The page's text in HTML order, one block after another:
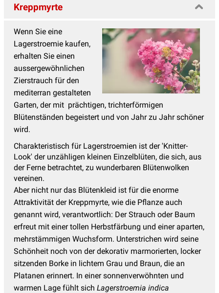
Kreppmyrte
Wenn Sie eine
Lagerstroemie kaufen,
erhalten Sie einen
aussergewöhnlichen
Zierstrauch für den
mediterran gestalteten
Garten, der mit prächtigen, trichterförmigen
Blütenständen begeistert und von Jahr zu Jahr schöner
wird.
Charakteristisch für Lagerstroemien ist der 'Knitter-
Look' der unzähligen kleinen Einzelblüten, die sich, aus
der Ferne betrachtet, zu wunderbaren Blütenwolken
vereinen.
Aber nicht nur das Blütenkleid ist für die enorme
Attraktivität der Kreppmyrte, wie die Pflanze auch
genannt wird, verantwortlich: Der Strauch oder Baum
erfreut mit einer tollen Herbstfärbung und einer aparten,
mehrstämmigen Wuchsform. Unterstrichen wird seine
Schönheit noch von der dekorativ marmorierten, locker
sitzenden Borke in lichtem Grau und Braun, die an
Platanen erinnert. In einer sonnenverwöhnten und
warmen Lage fühlt sich Lagerstroemia indica